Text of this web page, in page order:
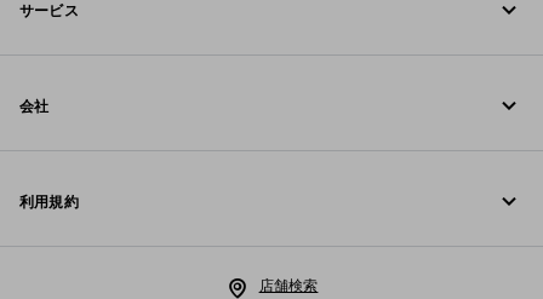
お問い合わせ
サービス
ご注文の追跡
会社
Prada Group
利用規約
店舗検索